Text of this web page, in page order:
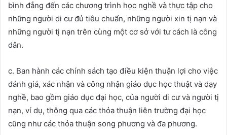
bình đẳng đến các chương trình học nghề và thực tập cho
những người di cư đủ tiêu chuẩn, những người xin tị nạn và
những người tị nạn trên cùng một cơ sở với tư cách là công
dân.
c. Ban hành các chính sách tạo điều kiện thuận lợi cho việc
đánh giá, xác nhận và công nhận giáo dục học thuật và dạy
nghề, bao gồm giáo dục đại học, của người di cư và người tị
nạn, ví dụ, thông qua các thỏa thuận liên trường đại học
cũng như các thỏa thuận song phương và đa phương.